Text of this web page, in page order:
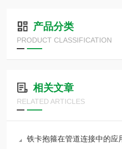
产品分类
PRODUCT CLASSIFICATION
相关文章
RELATED ARTICLES
铁卡抱箍在管道连接中的应